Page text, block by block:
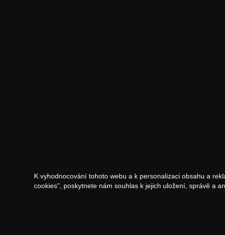
K vyhodnocování tohoto webu a k personalizaci obsahu a
cookies", poskytnete nám souhlas k jejich uložení, správě a